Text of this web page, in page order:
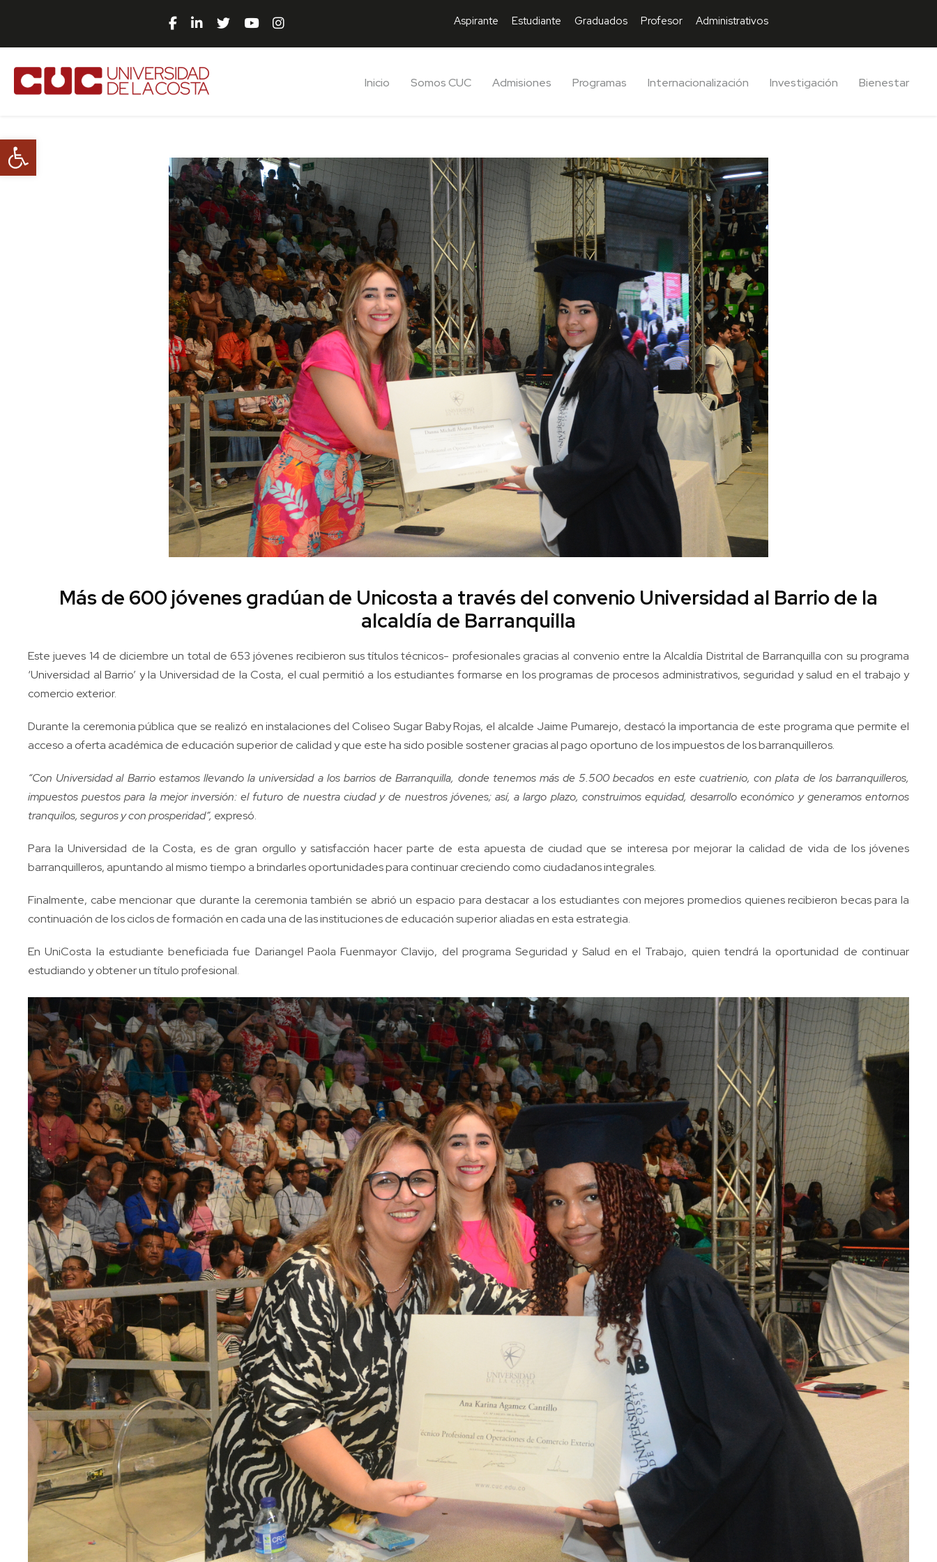
Abrir barra de herramientas
Aspirante Estudiante Graduados Profesor Administrativos
Inicio Somos CUC Admisiones Programas Internacionalización Investigación Bienestar
Más de 600 jóvenes gradúan de Unicosta a través del convenio Universidad al Barrio de la
alcaldía de Barranquilla
Este jueves 14 de diciembre un total de 653 jóvenes recibieron sus títulos técnicos- profesionales gracias al convenio entre la Alcaldía Distrital de Barranquilla con su programa
‘Universidad al Barrio’ y la Universidad de la Costa, el cual permitió a los estudiantes formarse en los programas de procesos administrativos, seguridad y salud en el trabajo y
comercio exterior.
Durante la ceremonia pública que se realizó en instalaciones del Coliseo Sugar Baby Rojas, el alcalde Jaime Pumarejo, destacó la importancia de este programa que permite el
acceso a oferta académica de educación superior de calidad y que este ha sido posible sostener gracias al pago oportuno de los impuestos de los barranquilleros.
“Con Universidad al Barrio estamos llevando la universidad a los barrios de Barranquilla, donde tenemos más de 5.500 becados en este cuatrienio, con plata de los barranquilleros,
impuestos puestos para la mejor inversión: el futuro de nuestra ciudad y de nuestros jóvenes; así, a largo plazo, construimos equidad, desarrollo económico y generamos entornos
tranquilos, seguros y con prosperidad”, expresó.
Para la Universidad de la Costa, es de gran orgullo y satisfacción hacer parte de esta apuesta de ciudad que se interesa por mejorar la calidad de vida de los jóvenes
barranquilleros, apuntando al mismo tiempo a brindarles oportunidades para continuar creciendo como ciudadanos integrales.
Finalmente, cabe mencionar que durante la ceremonia también se abrió un espacio para destacar a los estudiantes con mejores promedios quienes recibieron becas para la
continuación de los ciclos de formación en cada una de las instituciones de educación superior aliadas en esta estrategia.
En UniCosta la estudiante beneficiada fue Dariangel Paola Fuenmayor Clavijo, del programa Seguridad y Salud en el Trabajo, quien tendrá la oportunidad de continuar
estudiando y obtener un título profesional.